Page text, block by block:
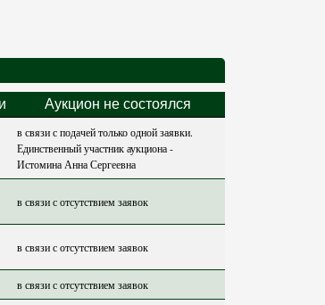
Аукцион не состоялся
в связи с подачей только одной заявки.
Единственный участник аукциона -
Истомина Анна Сергеевна
в связи с отсутствием заявок
в связи с отсутствием заявок
в связи с отсутствием заявок